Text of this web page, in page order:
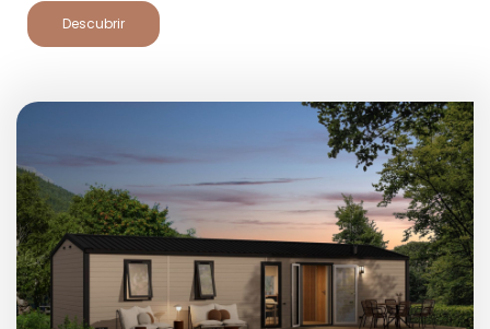
entorno acogedor.
Descubrir